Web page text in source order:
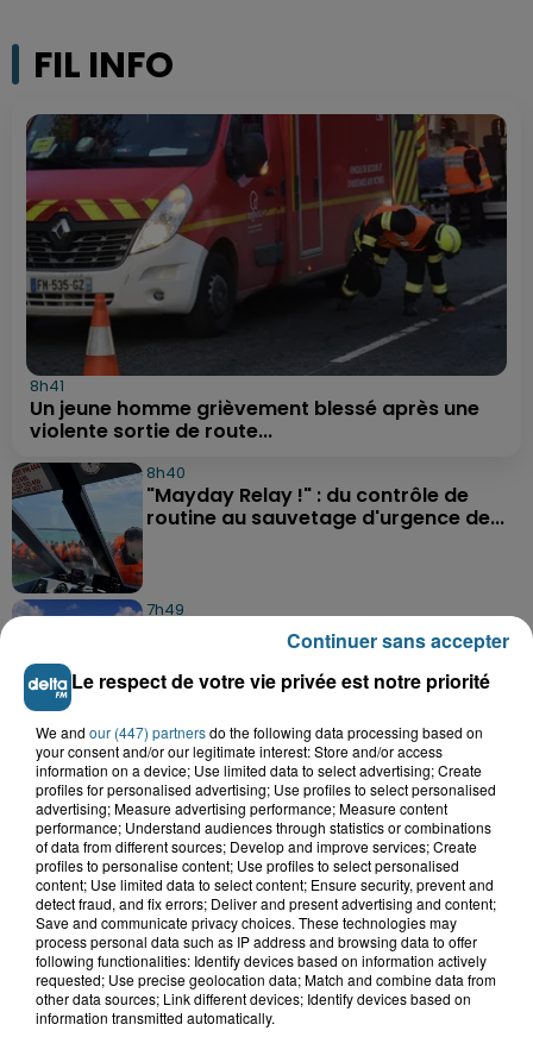
FIL INFO
8h41
Un jeune homme grièvement blessé après une
violente sortie de route...
8h40
"Mayday Relay !" : du contrôle de
routine au sauvetage d'urgence de...
7h49
Le cirque Benzini n’a pas fait rire tout
le monde cette semaine à...
7h05
Une femme chute du deuxième étage
après un différend familial à...
6 août 2026
Un homme blessé dans un accident à
Alembon
Le respect de votre vie privée est notre priorité
We and our (447) partnersdo the following data processing based on
your consent and/or our legitimate interest: Store and/or access
information on a device; Use limited data to select advertising; Create
profiles for personalised advertising; Use profiles to select personalised
advertising; Measure advertising performance; Measure content
performance; Understand audiences through statistics or combinations
of data from different sources; Develop and improve services; Create
profiles to personalise content; Use profiles to select personalised
content; Use limited data to select content; Ensure security, prevent and
detect fraud, and fix errors; Deliver and present advertising and content;
Save and communicate privacy choices. These technologies may
process personal data such as IP address and browsing data to offer
following functionalities: Identify devices based on information actively
requested; Use precise geolocation data; Match and combine data from
other data sources; Link different devices; Identify devices based on
information transmitted automatically.
Continuer sans accepter